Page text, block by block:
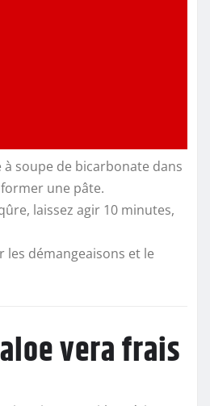
à soupe de bicarbonate dans
une pâte.
laissez agir 10 minutes,
les démangeaisons et le
vera frais